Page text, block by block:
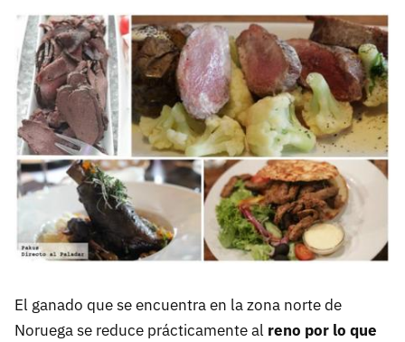
El ganado que se encuentra en la zona norte de
Noruega se reduce prácticamente al reno por lo que